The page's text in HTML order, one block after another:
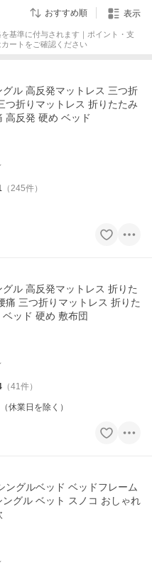
おすすめ順 表示
基準に付与されます｜ポイント・支
ートをご確認ください
ル 高反発マットレス 三つ折
つ折りマットレス 折りたたみ
高反発 硬め ベッド
（245件）
ル 高反発マットレス 折りた
痛 三つ折りマットレス 折りた
ッド 硬め 敷布団
（41件）
休業日を除く）
ングルベッド ベッドフレーム
グル ベット スノコ おしゃれ